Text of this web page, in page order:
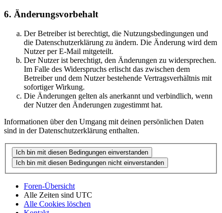
6. Änderungsvorbehalt
Der Betreiber ist berechtigt, die Nutzungsbedingungen und
die Datenschutzerklärung zu ändern. Die Änderung wird dem
Nutzer per E-Mail mitgeteilt.
Der Nutzer ist berechtigt, den Änderungen zu widersprechen.
Im Falle des Widerspruchs erlischt das zwischen dem
Betreiber und dem Nutzer bestehende Vertragsverhältnis mit
sofortiger Wirkung.
Die Änderungen gelten als anerkannt und verbindlich, wenn
der Nutzer den Änderungen zugestimmt hat.
Informationen über den Umgang mit deinen persönlichen Daten
sind in der Datenschutzerklärung enthalten.
Foren-Übersicht
Alle Zeiten sind UTC
Alle Cookies löschen